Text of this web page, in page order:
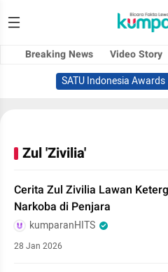
Breaking News Video Story
SATU Indonesia Awards
Zul 'Zivilia'
Cerita Zul Zivilia Lawan
Narkoba di Penjara
kumparanHITS
28 Jan 2026